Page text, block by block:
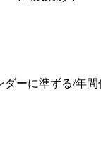
ダーに準ずる/年間